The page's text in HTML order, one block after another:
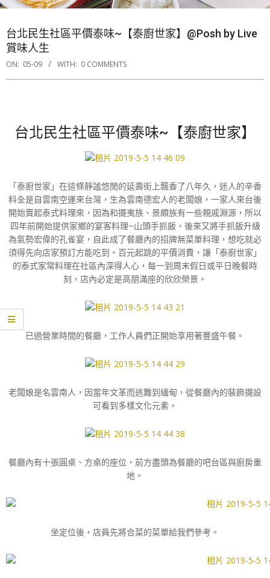
台北民生社區平價泰味~【泰廚世家】@Posh by Live
賞味人生
ON: 05-09 WITH: 0 COMMENTS
台北民生社區平價泰味~【泰廚世家】
「泰廚世家」在這條靜謐悠閒的延壽街上飄香了八年久，迷人的辛香
料全是自雲南空運來台灣，生為雲南德宏人的老闆娘，一家人來台後
開始賣起泰式料理來，因為和擺夷族、景頗族有一些親戚淵源，所以
四年前開始提供家鄉的宴客料理~山頭手抓飯，後來又將手抓飯升級
為氣勢宏偉的孔雀宴，自此成了餐廳內的招牌無菜單料理，想吃就必
須得先向店家預訂方能吃到。百元起跳的平價消費，讓「泰廚世家」
的泰式家常料理在社區內深得人心，每一到周末假日或平日晚餐時
刻，店內必定是高朋滿座的欣欣榮景。
已過營業時間的餐廳，工作人員們正開始享用著豐盛午餐。
老闆娘是名雲南人，因當年文革而逃難到緬甸，從餐廳內的裝飾擺設
可看到多樣文化元素。
餐廳內有十張圓桌、方桌的座位，前方盡頭為餐廳的吧台區與廚房重
地。
坐定位後，店員先將合菜的菜單給我們參考。